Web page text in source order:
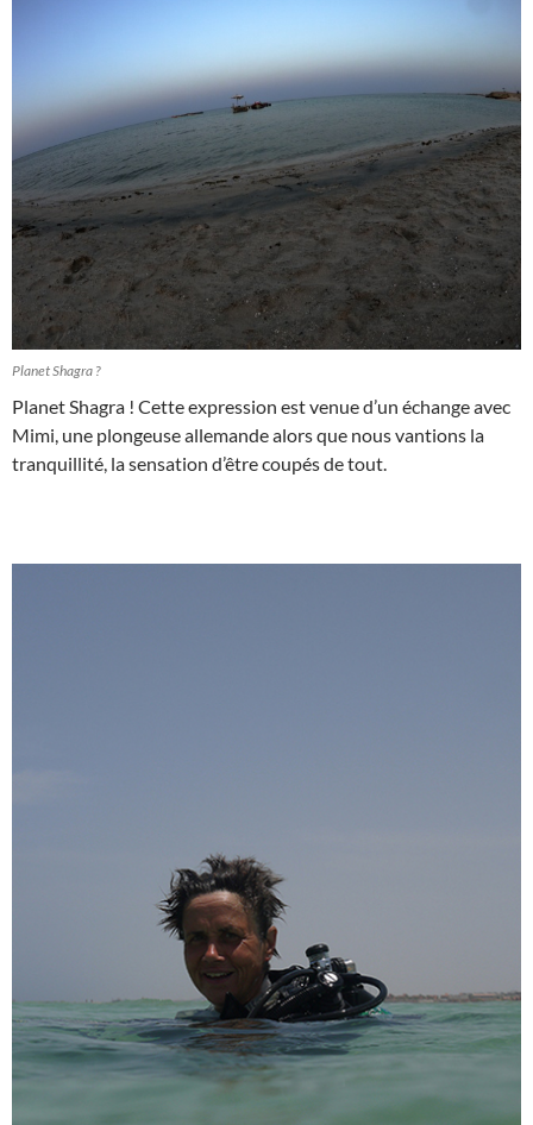
Planet Shagra ?
Planet Shagra ! Cette expression est venue d’un échange avec
Mimi, une plongeuse allemande alors que nous vantions la
tranquillité, la sensation d’être coupés de tout.